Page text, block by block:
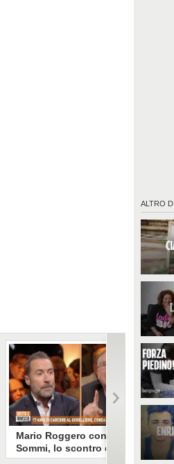
ALTRO DI
Mario Roggero contro Luca
Sommi, lo scontro del 2023
torna virale: "Lo